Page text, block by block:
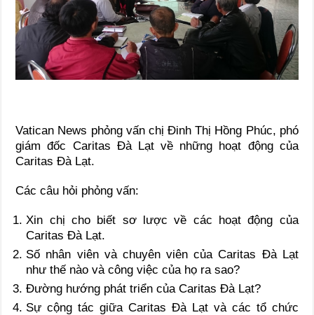
Vatican News phỏng vấn chị Đinh Thị Hồng Phúc, phó
giám đốc Caritas Đà Lạt về những hoạt động của
Caritas Đà Lạt.
Các câu hỏi phỏng vấn:
Xin chị cho biết sơ lược về các hoạt động của
Caritas Đà Lạt.
Số nhân viên và chuyên viên của Caritas Đà Lạt
như thế nào và công việc của họ ra sao?
Đường hướng phát triển của Caritas Đà Lạt?
Sự cộng tác giữa Caritas Đà Lạt và các tổ chức